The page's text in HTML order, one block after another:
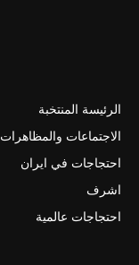
الرئيسة المنتخبة
الاجتماعات والمظاهرات
احتجاجات في ايران
اشرف
احتجاجات عالمية